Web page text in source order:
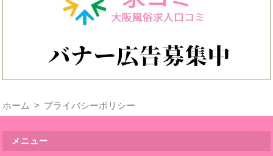
ホーム プライバシーポリシー
メニュー